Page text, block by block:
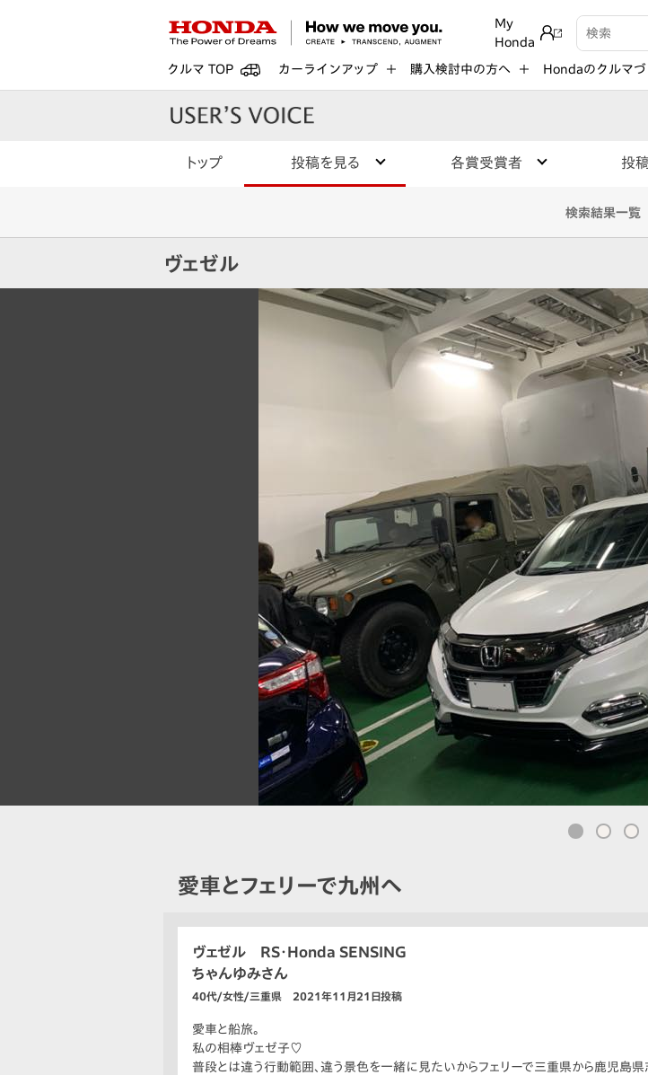
My
Honda
検索キーワ
クルマ TOP カーラインアップ 購入検討中の方へ Hondaのクルマづ
トップ 投稿を見る 各賞受賞者 投
検索結果一覧
ヴェゼル
愛車とフェリーで九州へ
ヴェゼル RS・Honda SENSING
ちゃんゆみさん
40代/女性/三重県 2021年11月21日投稿
愛車と船旅。
私の相棒ヴェゼ子♡
普段とは違う行動範囲、違う景色を一緒に見たいからフェリーで三重県から鹿児島県